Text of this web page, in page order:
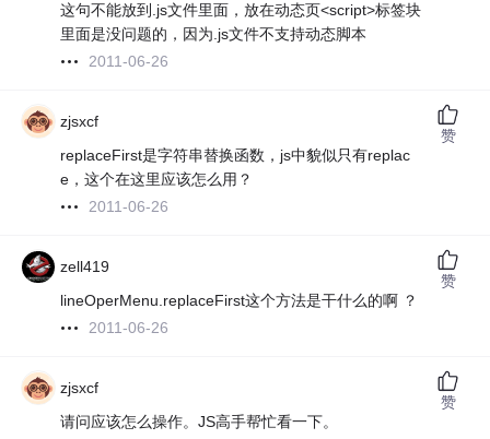
这句不能放到.js文件里面，放在动态页<script>标签块
里面是没问题的，因为.js文件不支持动态脚本
2011-06-26
zjsxcf
replaceFirst是字符串替换函数，js中貌似只有replac
e，这个在这里应该怎么用？
2011-06-26
赞
zell419
lineOperMenu.replaceFirst这个方法是干什么的啊 ？
2011-06-26
赞
zjsxcf
请问应该怎么操作。JS高手帮忙看一下。
赞